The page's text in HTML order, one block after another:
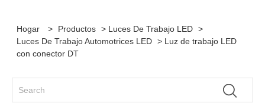
Hogar > Productos > Luces De Trabajo LED >
Luces De Trabajo Automotrices LED > Luz de trabajo LED
con conector DT